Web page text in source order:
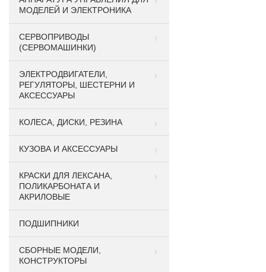
МОДЕЛЕЙ И ЭЛЕКТРОНИКА
СЕРВОПРИВОДЫ
(СЕРВОМАШИНКИ)
ЭЛЕКТРОДВИГАТЕЛИ,
РЕГУЛЯТОРЫ, ШЕСТЕРНИ И
АКСЕССУАРЫ
КОЛЕСА, ДИСКИ, РЕЗИНА
КУЗОВА И АКСЕССУАРЫ
КРАСКИ ДЛЯ ЛЕКСАНА,
ПОЛИКАРБОНАТА И
АКРИЛОВЫЕ
ПОДШИПНИКИ
CБОРНЫЕ МОДЕЛИ,
КОНСТРУКТОРЫ